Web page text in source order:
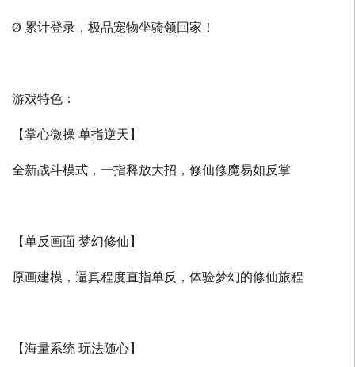
Ø 累计登录，极品宠物坐骑领回家！
游戏特色：
【掌心微操 单指逆天】
全新战斗模式，一指释放大招，修仙修魔易如反掌
【单反画面 梦幻修仙】
原画建模，逼真程度直指单反，体验梦幻的修仙旅程
【海量系统 玩法随心】